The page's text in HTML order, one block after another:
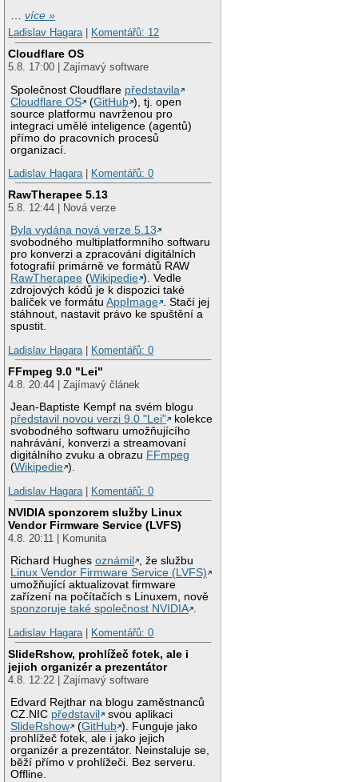
…více »
Ladislav Hagara| Komentářů: 12
Cloudflare OS
5.8. 17:00 | Zajímavý software
Společnost Cloudflare představila
Cloudflare OS
(GitHub ), tj. open
source platformu navrženou pro
integraci umělé inteligence (agentů)
přímo do pracovních procesů
organizací.
Ladislav Hagara| Komentářů: 0
RawTherapee 5.13
5.8. 12:44 | Nová verze
Byla vydána nová verze 5.13
svobodného multiplatformního softwaru
pro konverzi a zpracování digitálních
fotografií primárně ve formátů RAW
RawTherapee (Wikipedie ). Vedle
zdrojových kódů je k dispozici také
balíček ve formátuAppImage . Stačí jej
stáhnout, nastavit právo ke spuštění a
spustit.
Ladislav Hagara| Komentářů: 0
FFmpeg 9.0 "Lei"
4.8. 20:44 | Zajímavý článek
Jean-Baptiste Kempf na svém blogu
představil novou verzi 9.0 "Lei"
kolekce
svobodného softwaru umožňujícího
nahrávání, konverzi a streamovaní
digitálního zvuku a obrazu FFmpeg
(Wikipedie ).
Ladislav Hagara| Komentářů: 0
NVIDIA sponzorem služby Linux
Vendor Firmware Service (LVFS)
4.8. 20:11 | Komunita
Richard Hughesoznámil
, že službu
Linux Vendor Firmware Service (LVFS)
umožňující aktualizovat firmware
zařízení na počítačích s Linuxem, nově
sponzoruje také společnost NVIDIA .
Ladislav Hagara| Komentářů: 0
SlideRshow, prohlížeč fotek, ale i
jejich organizér a prezentátor
4.8. 12:22 | Zajímavý software
Edvard Rejthar na blogu zaměstnanců
CZ.NIC představil
svou aplikaci
SlideRshow
(GitHub ). Funguje jako
prohlížeč fotek, ale i jako jejich
organizér a prezentátor. Neinstaluje se,
běží přímo v prohlížeči. Bez serveru.
Offline.